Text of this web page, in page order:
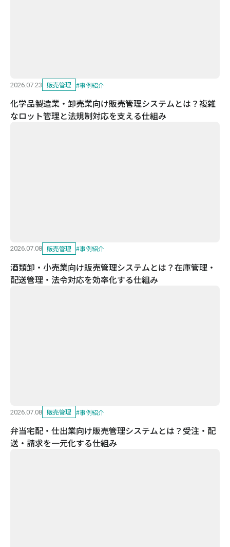
2026.07.23 販売管理 #事例紹介
化学品製造業・卸売業向け販売管理システムとは？複雑
なロット管理と法規制対応を支える仕組み
2026.07.08 販売管理 #事例紹介
酒類卸・小売業向け販売管理システムとは？在庫管理・
配送管理・法令対応を効率化する仕組み
2026.07.08 販売管理 #事例紹介
弁当宅配・仕出業向け販売管理システムとは？受注・配
送・請求を一元化する仕組み